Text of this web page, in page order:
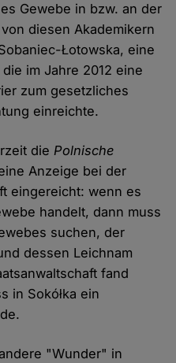
Gewebe in bzw. an der
diesen Akademikern
Łotowska, eine
im Jahre 2012 eine
zum gesetzliches
einreichte.
diePolnische
Anzeige bei der
eingereicht: wenn es
handelt, dann muss
suchen, der
dessen Leichnam
fand
in Sokółka ein
"Wunder" in